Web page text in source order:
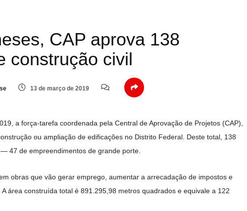
CAP aprova 138
construção civil
13 de março de 2019
a força-tarefa coordenada pela Central de Aprovação de Projetos (CAP),
ou ampliação de edificações no Distrito Federal. Deste total, 138
47 de empreendimentos de grande porte.
obras que vão gerar emprego, aumentar a arrecadação de impostos e
área construída total é 891.295,98 metros quadrados e equivale a 122